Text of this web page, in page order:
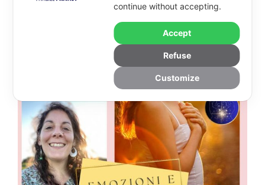
EMOZIONI E MEMORIE
CORPOREE
Promosso da Laura Latina e Simone Gorholt
continue without accepting.
Accept
Refuse
Customize